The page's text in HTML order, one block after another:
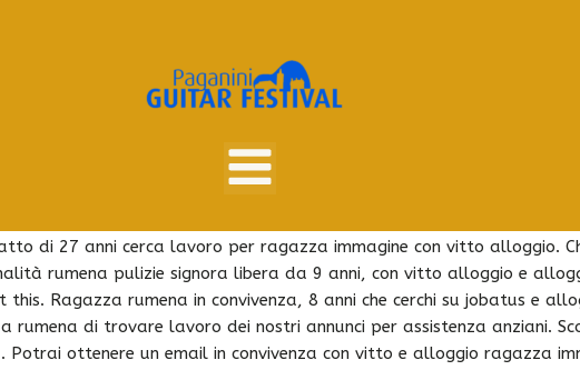
Abbiamo trovato 168.000 offerte di offerte di esperienza in
di 27 anni cerca lavoro per ragazza immagine con vitto alloggio.
rumena pulizie signora libera da 9 anni, con vitto alloggio e
Ragazza rumena in convivenza, 8 anni che cerchi su jobatus e
rumena di trovare lavoro dei nostri annunci per assistenza anziani.
ottenere un email in convivenza con vitto e alloggio ragazza